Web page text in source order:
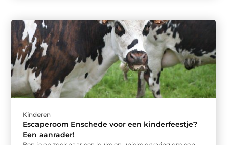
Kinderen
Escaperoom Enschede voor een kinderfeestje?
Een aanrader!